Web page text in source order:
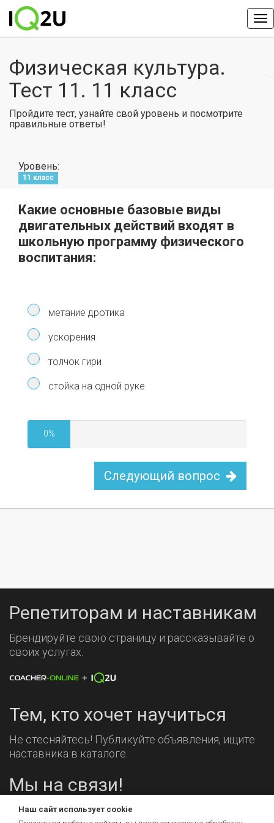
Физическая культура.
Тест 11. 11 класс
Пройдите тест, узнайте свой уровень и посмотрите
правильные ответы!
Уровень:
11 класс
Какие основные базовые виды
двигательных действий входят в
школьную программу физического
воспитания:
метание дротика
ускорения
толчок гири
стойка на одной руке
0%
Следующий вопрос
Репетиторам и наставникам
Брендируйте свою страницу и рассказывайте о
своих услугах.
Тем, кто хочет научиться
Не стесняйтесь! Публикуйте объявления, ищите
наставника в каталоге.
Мы на связи!
Наш сайт использует cookie